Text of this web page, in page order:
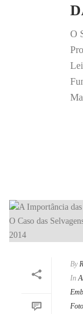
O
By
In